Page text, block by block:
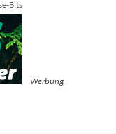
Bits
Werbung